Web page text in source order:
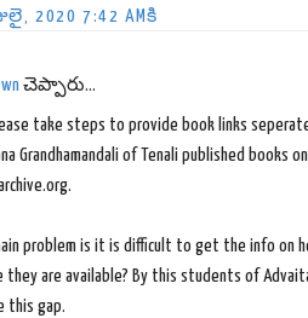
2020 7:42 AMకి
చెప్పారు...
take steps to provide book links
Grandhamandali of Tenali published books
problem is it is difficult to get the info on
they are available? By this students of
this gap.